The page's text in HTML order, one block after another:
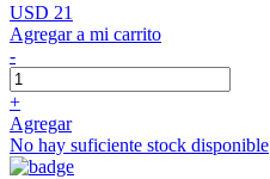
USD 21
Agregar a mi carrito
-
+
Agregar
No hay suficiente stock disponible